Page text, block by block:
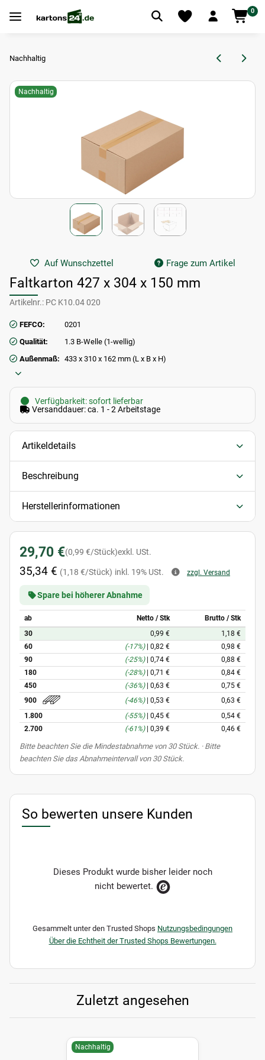
0
Nachhaltig
Nachhaltig
Auf Wunschzettel Frage zum Artikel
Faltkarton 427 x 304 x 150 mm
Artikelnr.: PC K10.04 020
FEFCO:
0201
Qualität:
1.3 B-Welle (1-wellig)
Außenmaß: 433 x 310 x 162 mm (L x B x H)
Verfügbarkeit: sofort lieferbar
Versanddauer: ca. 1 - 2 Arbeitstage
Artikeldetails
Beschreibung
Herstellerinformationen
29,70 €(0,99 €/Stück)exkl. USt.
35,34 € (1,18 €/Stück) inkl. 19% USt. zzgl. Versand
Spare bei höherer Abnahme
ab Netto / Stk
Brutto / Stk
30
0,99 €
1,18 €
60
(-17%) 0,82 €
0,98 €
90
(-25%) 0,74 €
0,88 €
180
(-28%) 0,71 €
0,84 €
450
(-36%) 0,63 €
0,75 €
900
(-46%) 0,53 €
0,63 €
1.800
(-55%) 0,45 €
0,54 €
2.700
(-61%) 0,39 € 0,46 €
xBitte beachten Sie die Mindestabnahme von 30 Stück. · Bitte
beachten Sie das Abnahmeintervall von 30 Stück.
So bewerten unsere Kunden
Dieses Produkt wurde bisher leider noch
nicht bewertet.
Gesammelt unter den Trusted Shops Nutzungsbedingungen
Über die Echtheit der Trusted Shops Bewertungen.
Zuletzt angesehen
Nachhaltig